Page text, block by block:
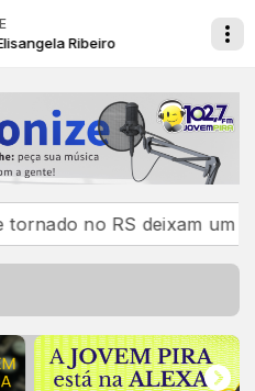
Ribeiro Manhãs de
deixam um morto, mais